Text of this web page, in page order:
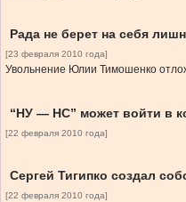
Рада не берет на себя
[23 февраля 2010 года]
Увольнение Юлии Тимошенко
“НУ — НС” может войти в
[22 февраля 2010 года]
Сергей Тигипко создал
[22 февраля 2010 года]